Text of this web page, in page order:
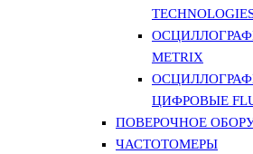
METRIX
ЦИФРОВЫЕ
ПОВЕРОЧНОЕ
ЧАСТОТОМЕРЫ